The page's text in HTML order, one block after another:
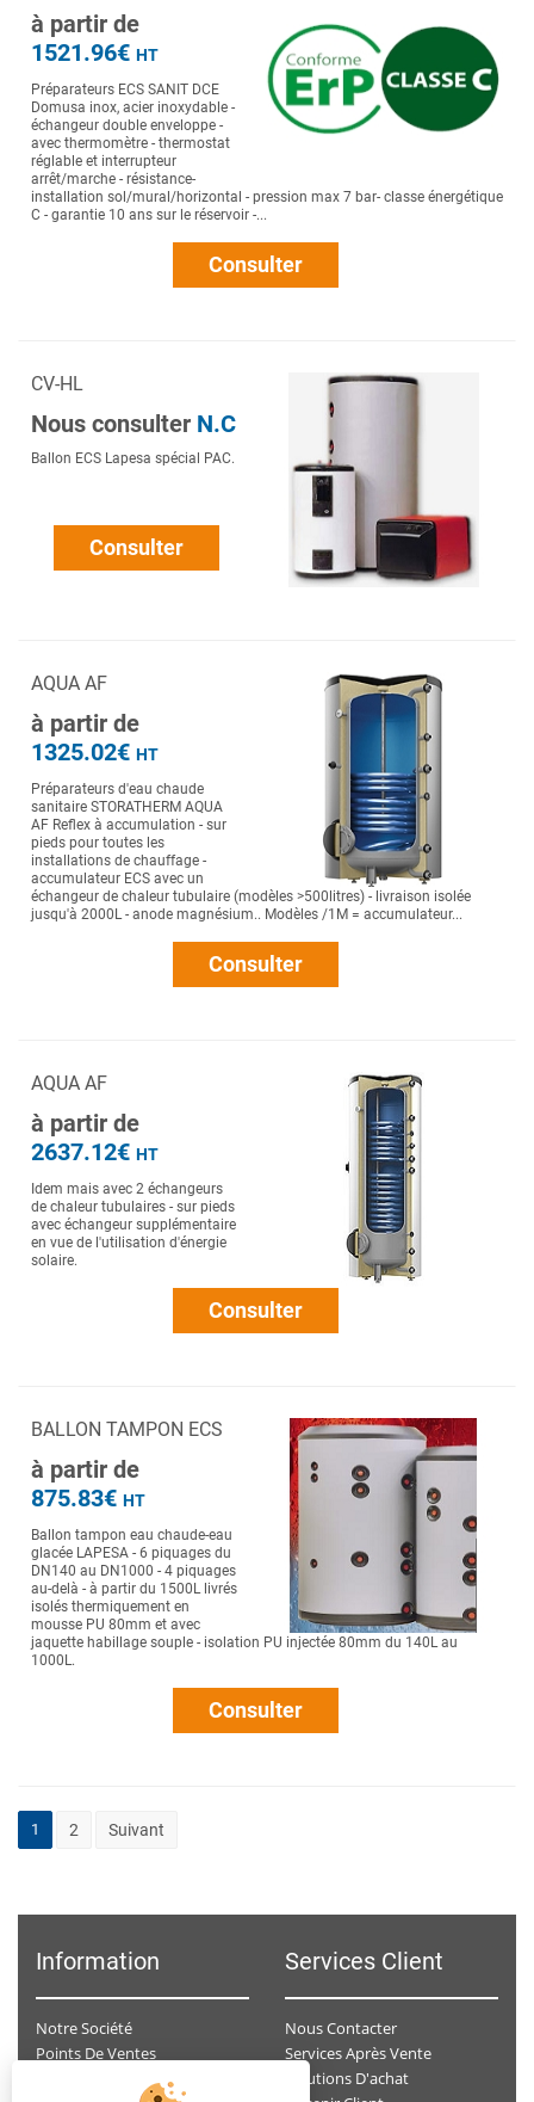
à partir de
1521.96€ HT
Préparateurs ECS SANIT DCE
Domusa inox, acier inoxydable -
échangeur double enveloppe -
avec thermomètre - thermostat
réglable et interrupteur
arrêt/marche - résistance-
installation sol/mural/horizontal - pression max 7 bar- classe énergétique
C - garantie 10 ans sur le réservoir -...
Consulter
CV-HL
Nous consulter N.C
Ballon ECS Lapesa spécial PAC.
Consulter
AQUA AF
à partir de
1325.02€ HT
Préparateurs d'eau chaude
sanitaire STORATHERM AQUA
AF Reflex à accumulation - sur
pieds pour toutes les
installations de chauffage -
accumulateur ECS avec un
échangeur de chaleur tubulaire (modèles >500litres) - livraison isolée
jusqu'à 2000L - anode magnésium.. Modèles /1M = accumulateur...
Consulter
AQUA AF
à partir de
2637.12€ HT
Idem mais avec 2 échangeurs
de chaleur tubulaires - sur pieds
avec échangeur supplémentaire
en vue de l'utilisation d'énergie
solaire.
Consulter
BALLON TAMPON ECS
à partir de
875.83€ HT
Ballon tampon eau chaude-eau
glacée LAPESA - 6 piquages du
DN140 au DN1000 - 4 piquages
au-delà - à partir du 1500L livrés
isolés thermiquement en
mousse PU 80mm et avec
jaquette habillage souple - isolation PU injectée 80mm du 140L au
1000L.
Consulter
1 2 Suivant
Information
Notre Société
Points De Ventes
Données Personnelles
Services Client
Nous Contacter
Services Après Vente
Solutions D'achat